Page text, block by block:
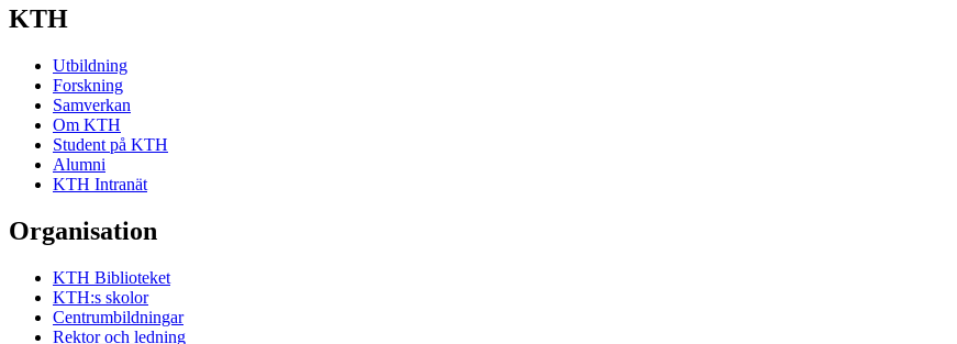
KTH
Utbildning
Forskning
Samverkan
Om KTH
Student på KTH
Alumni
KTH Intranät
Organisation
KTH Biblioteket
KTH:s skolor
Centrumbildningar
Rektor och ledning